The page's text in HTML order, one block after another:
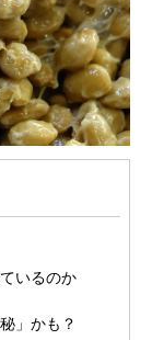
いるのか
」かも？